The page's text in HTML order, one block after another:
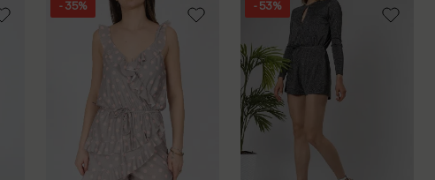
- 35% - 53%